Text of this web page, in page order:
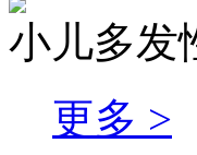
小儿多发
更多 >